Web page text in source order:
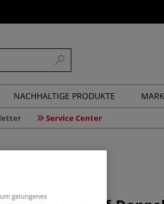
NACHHALTIGE PRODUKTE
Service Center
gelungenes